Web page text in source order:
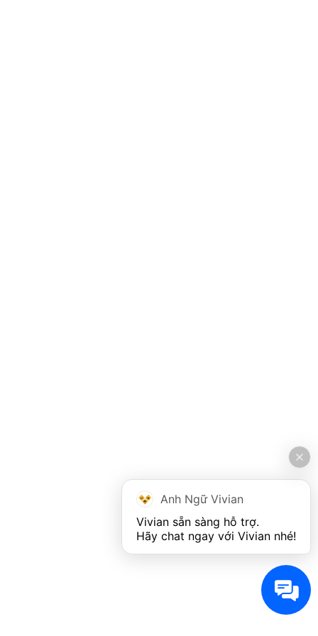
Anh Ngữ Vivian
Vivian sẵn sàng hỗ trợ.
Hãy chat ngay với Vivian nhé!